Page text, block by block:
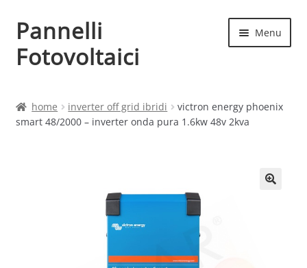
Vai
alla
navigazione
Vai
al
contenuto
Pannelli
Fotovoltaici
Menu
Cart
home inverter off grid ibridi
victron energy phoenix
smart 48/2000 – inverter onda pura 1.6kw 48v 2kva